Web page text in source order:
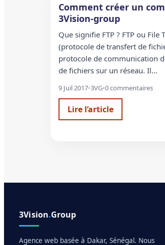
Comment créer un
3Vision-group
Que signifie FTP ? FTP ou File
(protocole de transfert de
protocole de communication
de fichiers sur un réseau. Il…
9 Juil 2017•3VG•0 commentaires
Lire l’article
3Vision.Group
Agence web basée à Dakar, Sénégal. Nous